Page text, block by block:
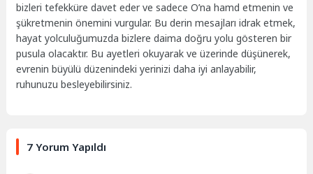
bizleri tefekküre davet eder ve sadece O’na hamd etmenin ve
şükretmenin önemini vurgular. Bu derin mesajları idrak etmek,
hayat yolculuğumuzda bizlere daima doğru yolu gösteren bir
pusula olacaktır. Bu ayetleri okuyarak ve üzerinde düşünerek,
evrenin büyülü düzenindeki yerinizi daha iyi anlayabilir,
ruhunuzu besleyebilirsiniz.
7 Yorum Yapıldı